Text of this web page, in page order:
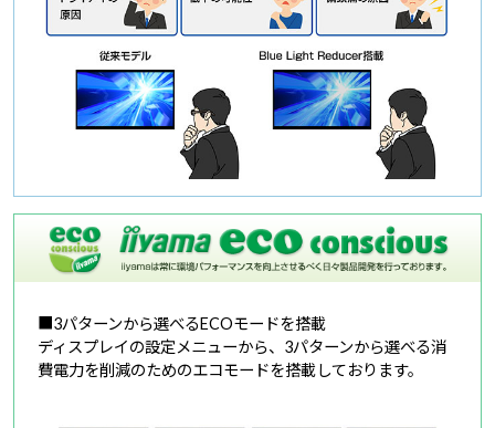
■3パターンから選べるECOモードを搭載
ディスプレイの設定メニューから、3パターンから選べる消
費電力を削減のためのエコモードを搭載しております。